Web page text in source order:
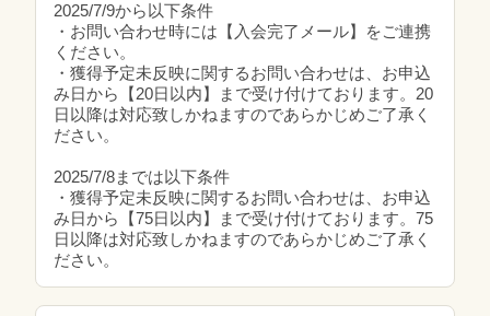
2025/7/9から以下条件
・お問い合わせ時には【入会完了メール】をご連携
ください。
・獲得予定未反映に関するお問い合わせは、お申込
み日から【20日以内】まで受け付けております。20
日以降は対応致しかねますのであらかじめご了承く
ださい。
2025/7/8までは以下条件
・獲得予定未反映に関するお問い合わせは、お申込
み日から【75日以内】まで受け付けております。75
日以降は対応致しかねますのであらかじめご了承く
ださい。